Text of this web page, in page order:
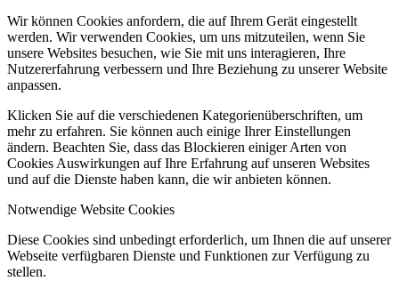
Wir können Cookies anfordern, die auf Ihrem Gerät eingestellt
werden. Wir verwenden Cookies, um uns mitzuteilen, wenn Sie
unsere Websites besuchen, wie Sie mit uns interagieren, Ihre
Nutzererfahrung verbessern und Ihre Beziehung zu unserer Website
anpassen.
Klicken Sie auf die verschiedenen Kategorienüberschriften, um
mehr zu erfahren. Sie können auch einige Ihrer Einstellungen
ändern. Beachten Sie, dass das Blockieren einiger Arten von
Cookies Auswirkungen auf Ihre Erfahrung auf unseren Websites
und auf die Dienste haben kann, die wir anbieten können.
Notwendige Website Cookies
Diese Cookies sind unbedingt erforderlich, um Ihnen die auf unserer
Webseite verfügbaren Dienste und Funktionen zur Verfügung zu
stellen.